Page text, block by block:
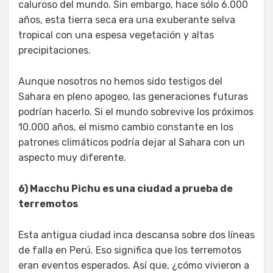
caluroso del mundo. Sin embargo, hace sólo 6.000
años, esta tierra seca era una exuberante selva
tropical con una espesa vegetación y altas
precipitaciones.
Aunque nosotros no hemos sido testigos del
Sahara en pleno apogeo, las generaciones futuras
podrían hacerlo. Si el mundo sobrevive los próximos
10.000 años, el mismo cambio constante en los
patrones climáticos podría dejar al Sahara con un
aspecto muy diferente.
6) Macchu Pichu es una ciudad a prueba de
terremotos
Esta antigua ciudad inca descansa sobre dos líneas
de falla en Perú. Eso significa que los terremotos
eran eventos esperados. Así que, ¿cómo vivieron a